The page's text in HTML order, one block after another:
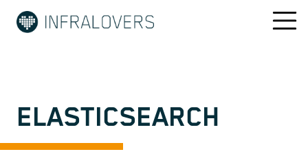
ELASTICSEARCH